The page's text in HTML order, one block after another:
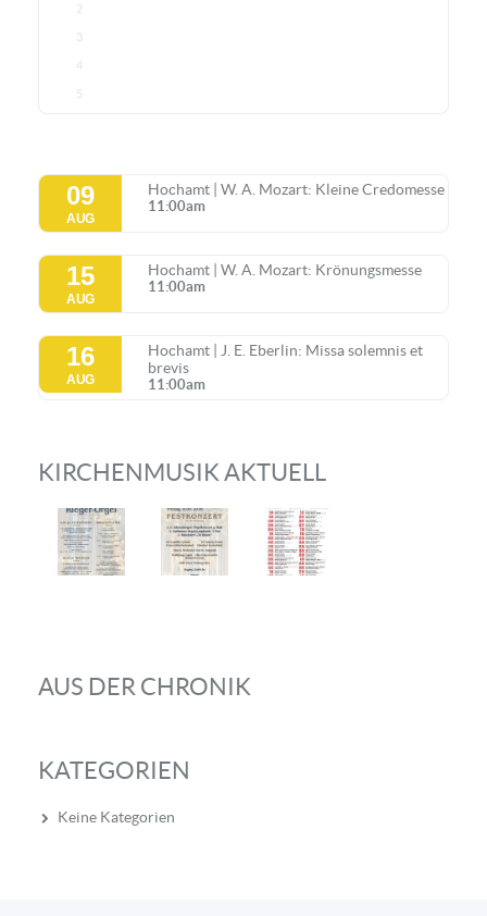
2
3
4
5
09
AUG
Hochamt | W. A. Mozart: Kleine Credomesse
11:00am
15
AUG
Hochamt | W. A. Mozart: Krönungsmesse
11:00am
16
AUG
Hochamt | J. E. Eberlin: Missa solemnis et
brevis
11:00am
KIRCHENMUSIK AKTUELL
AUS DER CHRONIK
KATEGORIEN
Keine Kategorien